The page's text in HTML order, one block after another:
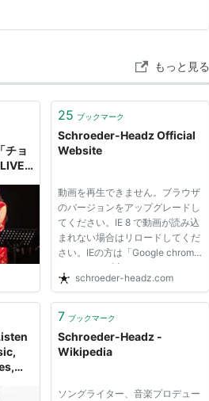
もっと見る
チョ
25 ブックマーク
Schroeder-Headz Official
Website
動画を再生できません。ブラウザ
のバージョンをアップグレードし
てください。IE 8 で動画が読み込
まれない場合はリロードしてくだ
さい。IEの方は「Google chrome
frame」もお試しください。
schroeder-headz.com
7 ブックマーク
Schroeder-Headz -
Wikipedia
ソングライター、音楽プロデュー